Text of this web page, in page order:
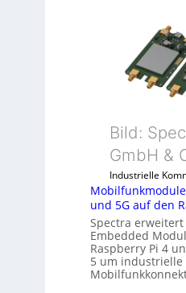
m
i
t
S
p
z
i
l
m
m
b
r
-
Z
o
l
l
I
d
u
s
t
r
e
-
Bild:
GmbH &
Industrielle
und 5G auf den
Spectra
Embedded
Raspberry Pi 4
5 um industrielle